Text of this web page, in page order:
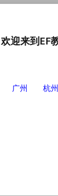
欢迎来到EF
广州 杭州